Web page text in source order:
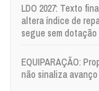
LDO 2027: Texto
altera índice de
segue sem
EQUIPARAÇÃO:
não sinaliza avanço